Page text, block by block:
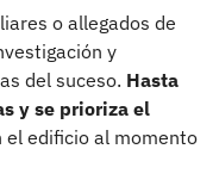
o allegados de
y
del suceso. Hasta
y se prioriza el
el edificio al momento